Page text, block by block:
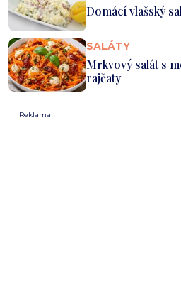
Domácí vlašský
SALÁTY
Mrkvový salát s
rajčaty
Reklama